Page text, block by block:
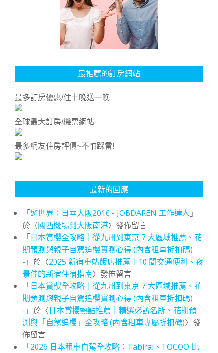
最推薦的訂房網站
最多訂房優惠/住十晚送一晚
全球最大訂房/機票網站
最多網友住房評價~不怕踩雷!
最新的回應
「遊世界：日本大阪2016 - JOBDAREN 工作達人 」
於〈關西機場到大阪南港〉發佈留言
「日本賞櫻全攻略｜從九州到東京 7 大區域推薦、花
期預測與親子自駕追櫻實測心得 (內含租車折扣碼)
- 」於〈2025 新宿車站飯店推薦｜10 間交通便利、夜
景佳的新宿住宿指南〉發佈留言
「日本賞櫻全攻略｜從九州到東京 7 大區域推薦、花
期預測與親子自駕追櫻實測心得 (內含租車折扣碼)
- 」於〈日本賞櫻熱點推薦｜精選必訪名所、花期預
測與「自駕追櫻」全攻略 (內含租車專屬折扣碼)〉發
佈留言
「2026 日本租車自駕全攻略：Tabirai、TOCOO 比